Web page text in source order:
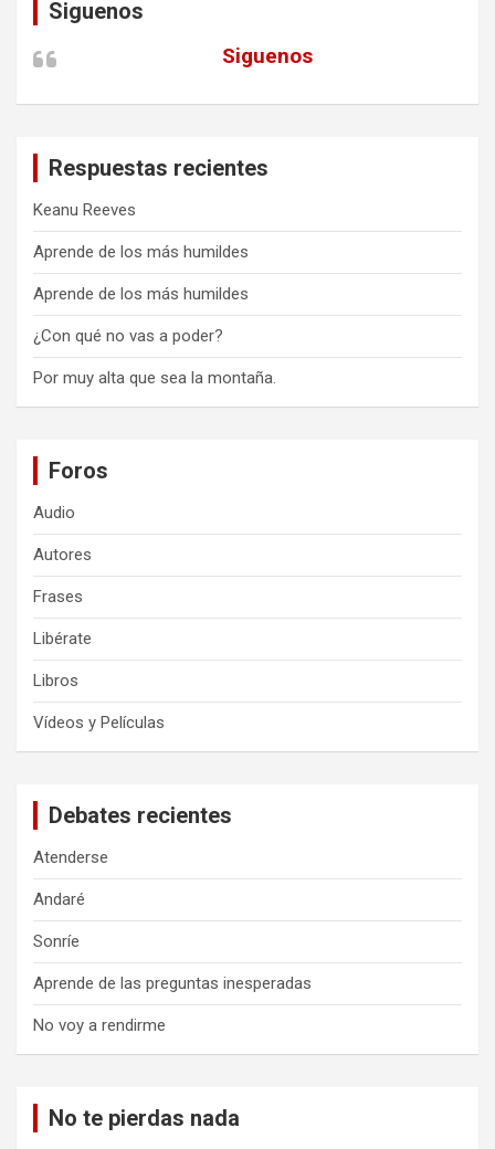
Siguenos
Siguenos
Respuestas recientes
Keanu Reeves
Aprende de los más humildes
Aprende de los más humildes
¿Con qué no vas a poder?
Por muy alta que sea la montaña.
Foros
Audio
Autores
Frases
Libérate
Libros
Vídeos y Películas
Debates recientes
Atenderse
Andaré
Sonríe
Aprende de las preguntas inesperadas
No voy a rendirme
No te pierdas nada